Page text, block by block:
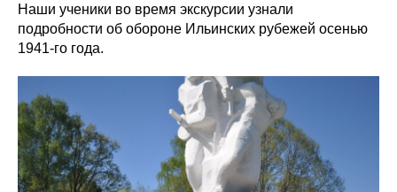
Наши ученики во время экскурсии узнали
подробности об обороне Ильинских рубежей осенью
1941-го года.